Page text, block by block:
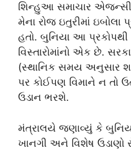
શિન્હુઆ સમાચાર
મેના રોજ ઇતુરીમાં ઇબોલા
હતો. બુનિયા આ
વિસ્તારોમાંનો એક છે.
(સ્થાનિક સમય અનુસાર
પર કોઈપણ વિમાને ન તો
ઉડાન ભરશે.
મંત્રાલયે જણાવ્યું કે
ખાનગી અને વિશેષ ઉડાણો